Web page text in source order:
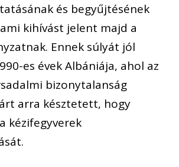
és begyűjtésének
kihívást jelent majd a
Ennek súlyát jól
es évek Albániája, ahol az
bizonytalanság
arra késztetett, hogy
kézifegyverek